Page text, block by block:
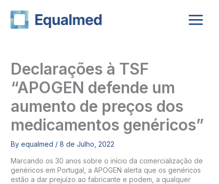
content
Declarações à TSF
“APOGEN defende um
aumento de preços dos
medicamentos genéricos”
By equalmed / 8 de Julho, 2022
Marcando os 30 anos sobre o início da comercialização de
genéricos em Portugal, a APOGEN alerta que os genéricos
estão a dar prejuízo ao fabricante e podem, a qualquer